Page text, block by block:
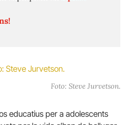
Foto: Steve Jurvetson.
educatius per a adolescents